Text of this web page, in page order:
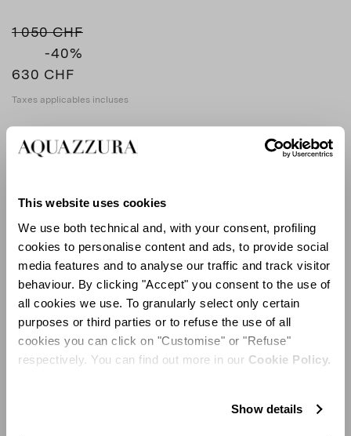
This website uses cookies
We use both technical and, with your consent, profiling
cookies to personalise content and ads, to provide social
media features and to analyse our traffic and track visitor
behaviour. By clicking "Accept" you consent to the use of
all cookies we use. To granularly select only certain
purposes or third parties or to refuse the use of all
cookies you can click on "Customise" or "Refuse"
respectively. You can find out more in our Cookie Policy.
Show details
630 CHF
1 050 CHF
-40%
Taxes applicables incluses
COULEUR NOIR
GUIDE DES TAILLES
EU
Sélectionner la taille (EU)